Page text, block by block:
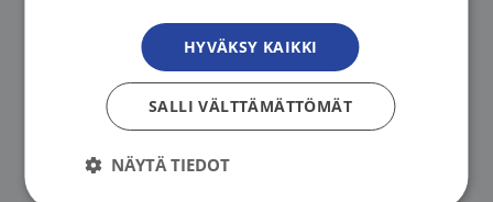
Lähetä hakemuksesi ansioluetteloineen ja
palkkatoivomuksineen viimeistään 29.2.klo
16.00 mennessä osoitteeseen
rekrytointi@cancer.fi
HYVÄKSY KAIKKI
SALLI VÄLTTÄMÄTTÖMÄT
NÄYTÄ TIEDOT